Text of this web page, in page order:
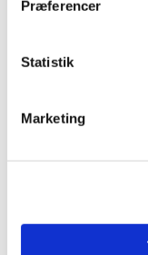
Præferencer
Statistik
Marketing
Hvad fortæller
Asser landhyrde
bestyrer eller
skal forstås som
må der under alle